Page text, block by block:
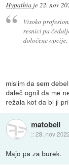
Hypathia je22. nov
Visoko
resnici pa
določene opcije.
mislim da sem
daleč ognil da me
režala kot da bi ji
matobeli
::28. nov
Majo pa za burek.